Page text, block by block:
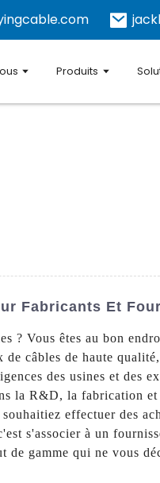
Produits
Fabricants Et
? Vous êtes au bon
câbles de haute
des usines et des
la R&D, la fabrication
effectuer des
s'associer à un
de gamme qui ne vous